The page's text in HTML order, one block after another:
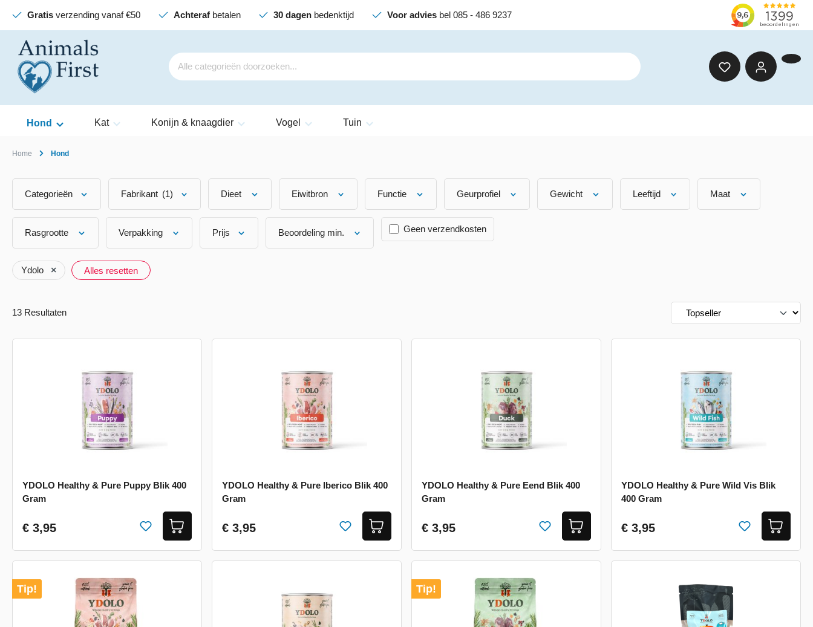
Gratisverzending vanaf €50 Achterafbetalen 30 dagen bedenktijd Voor advies bel 085 - 486 9237
Hond Kat Konijn & knaagdier Vogel Tuin
Home Hond
Categorieën Fabrikant (1) Dieet Eiwitbron Functie Geurprofiel Gewicht Leeftijd Maat
Rasgrootte Verpakking Prijs Beoordeling min. Geen verzendkosten
Ydolo × Alles resetten
13 Resultaten
YDOLO Healthy & Pure Puppy Blik 400
Gram
€ 3,95
YDOLO Healthy & Pure Iberico Blik 400
Gram
€ 3,95
YDOLO Healthy & Pure Eend Blik 400
Gram
€ 3,95
YDOLO Healthy & Pure Wild Vis Blik
400 Gram
€ 3,95
Tip! Tip!